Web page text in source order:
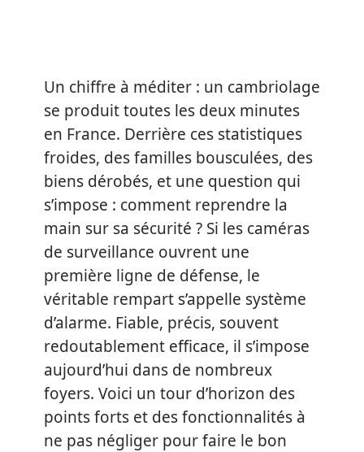
Un chiffre à méditer : un cambriolage
se produit toutes les deux minutes
en France. Derrière ces statistiques
froides, des familles bousculées, des
biens dérobés, et une question qui
s’impose : comment reprendre la
main sur sa sécurité ? Si les caméras
de surveillance ouvrent une
première ligne de défense, le
véritable rempart s’appelle système
d’alarme. Fiable, précis, souvent
redoutablement efficace, il s’impose
aujourd’hui dans de nombreux
foyers. Voici un tour d’horizon des
points forts et des fonctionnalités à
ne pas négliger pour faire le bon